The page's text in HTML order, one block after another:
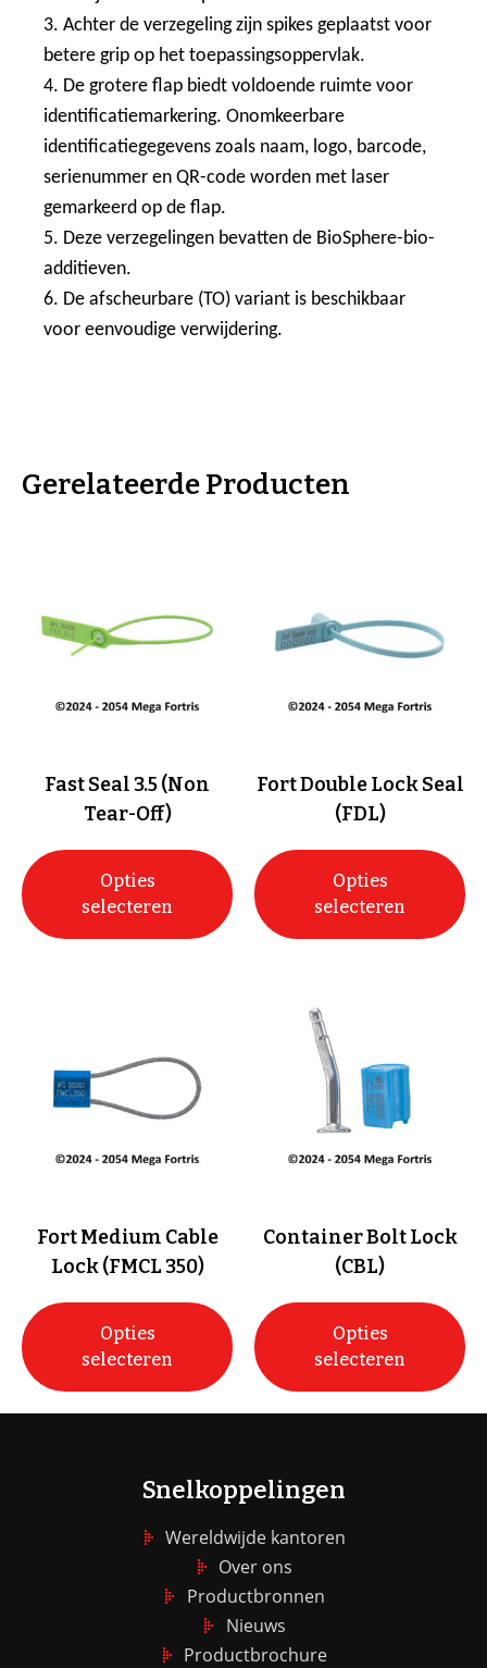
3. Achter de verzegeling zijn spikes geplaatst voor
betere grip op het toepassingsoppervlak.
4. De grotere flap biedt voldoende ruimte voor
identificatiemarkering. Onomkeerbare
identificatiegegevens zoals naam, logo, barcode,
serienummer en QR-code worden met laser
gemarkeerd op de flap.
5. Deze verzegelingen bevatten de BioSphere-bio-
additieven.
6. De afscheurbare (TO) variant is beschikbaar
voor eenvoudige verwijdering.
Gerelateerde Producten
Fast Seal 3.5 (Non
Tear-Off)
Opties
selecteren
Fort Double Lock Seal
(FDL)
Opties
selecteren
Fort Medium Cable
Lock (FMCL 350)
Opties
selecteren
Container Bolt Lock
(CBL)
Opties
selecteren
Snelkoppelingen
Wereldwijde kantoren
Over ons
Productbronnen
Nieuws
Productbrochure